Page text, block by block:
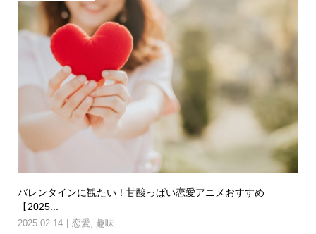
バレンタインに観たい！甘酸っぱい恋愛アニメおすすめ
【2025...
2025.02.14 恋愛 趣味